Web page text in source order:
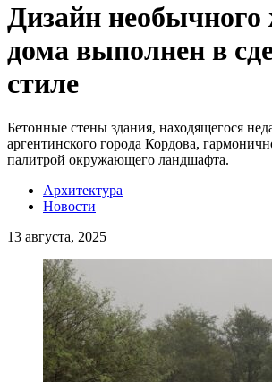
Дизайн необычного
дома выполнен в
стиле
Бетонные стены здания, находящегося
аргентинского города Кордова,
палитрой окружающего ландшафта.
Архитектура
Новости
13 августа, 2025